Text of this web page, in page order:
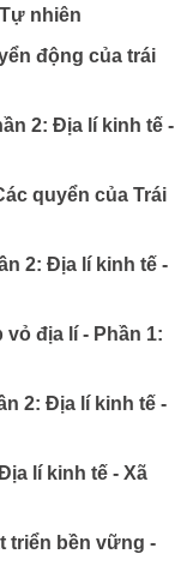
nhiên
động của trái
2: Địa lí kinh tế -
quyển của Trái
2: Địa lí kinh tế -
địa lí - Phần 1:
2: Địa lí kinh tế -
lí kinh tế - Xã
triển bền vững -